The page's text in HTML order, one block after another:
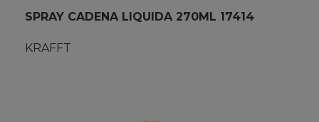
SPRAY CADENA LIQUIDA 270ML 17414
KRAFFT